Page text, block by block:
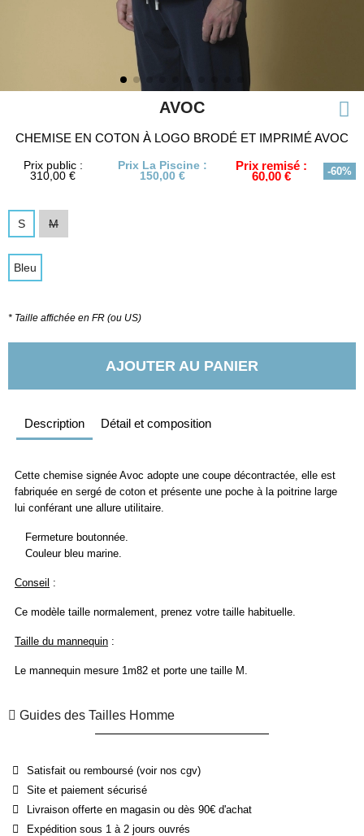
AVOC
CHEMISE EN COTON À LOGO BRODÉ ET IMPRIMÉ AVOC
Prix public :
310,00 €
Prix La Piscine :
150,00 €
Prix remisé :
60,00 € -60%
S M
Bleu
* Taille affichée en FR (ou US)
AJOUTER AU PANIER
Description Détail et composition
Cette chemise signée Avoc adopte une coupe décontractée, elle est
fabriquée en sergé de coton et présente une poche à la poitrine large
lui conférant une allure utilitaire.
Fermeture boutonnée.
Couleur bleu marine.
Conseil :
Ce modèle taille normalement, prenez votre taille habituelle.
Taille du mannequin :
Le mannequin mesure 1m82 et porte une taille M.
Guides des Tailles Homme
Satisfait ou remboursé (voir nos cgv)
Site et paiement sécurisé
Livraison offerte en magasin ou dès 90€ d'achat
Expédition sous 1 à 2 jours ouvrés